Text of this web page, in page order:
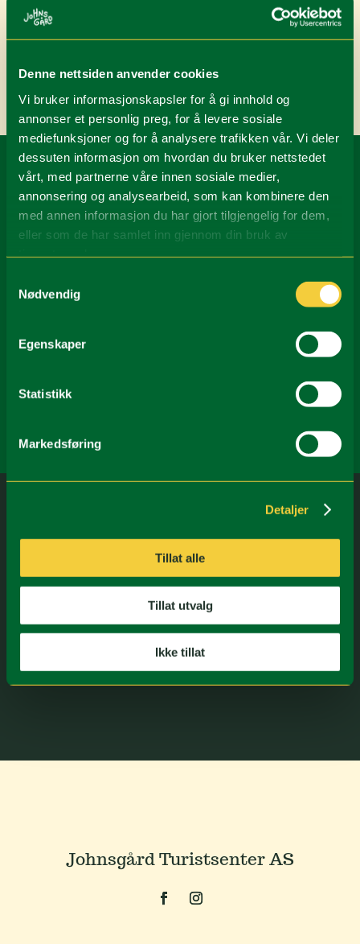
Denne nettsiden anvender cookies
Vi bruker informasjonskapsler for å gi innhold og
annonser et personlig preg, for å levere sosiale
mediefunksjoner og for å analysere trafikken vår. Vi deler
dessuten informasjon om hvordan du bruker nettstedet
vårt, med partnerne våre innen sosiale medier,
annonsering og analysearbeid, som kan kombinere den
med annen informasjon du har gjort tilgjengelig for dem,
eller som de har samlet inn gjennom din bruk av
Nødvendig
Egenskaper
Statistikk
Markedsføring
Detaljer
Tillat alle
Tillat utvalg
Ikke tillat
traces as possible. That way the nature can be
enjoyed for those coming after us as well.
Naturen er for alle!
Velkommen til Johnsgård
Turistsenter.
Johnsgård Turistsenter AS